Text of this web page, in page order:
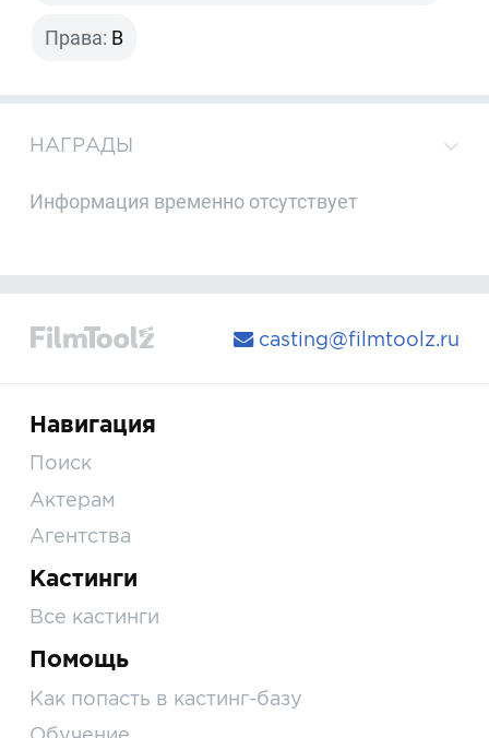
Права: B
НАГРАДЫ
Информация временно отсутствует
casting@filmtoolz.ru
Навигация
Поиск
Актерам
Агентства
Кастинги
Все кастинги
Помощь
Как попасть в кастинг-базу